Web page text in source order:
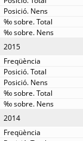
2015
2014